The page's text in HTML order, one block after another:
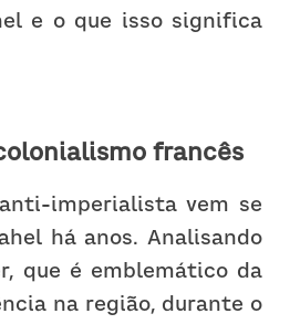
e o que isso significa
francês
imperialista vem se
há anos. Analisando
que é emblemático da
na região, durante o